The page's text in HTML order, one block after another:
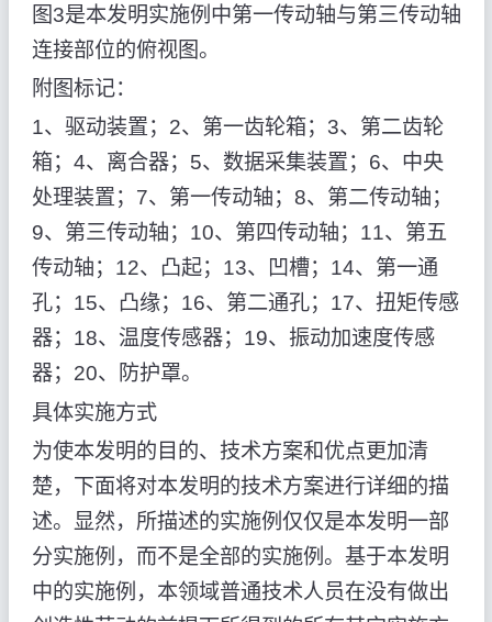
图3是本发明实施例中第一传动轴与第三传动轴
连接部位的俯视图。
附图标记：
1、驱动装置；2、第一齿轮箱；3、第二齿轮
箱；4、离合器；5、数据采集装置；6、中央
处理装置；7、第一传动轴；8、第二传动轴；
9、第三传动轴；10、第四传动轴；11、第五
传动轴；12、凸起；13、凹槽；14、第一通
孔；15、凸缘；16、第二通孔；17、扭矩传感
器；18、温度传感器；19、振动加速度传感
器；20、防护罩。
具体实施方式
为使本发明的目的、技术方案和优点更加清
楚，下面将对本发明的技术方案进行详细的描
述。显然，所描述的实施例仅仅是本发明一部
分实施例，而不是全部的实施例。基于本发明
中的实施例，本领域普通技术人员在没有做出